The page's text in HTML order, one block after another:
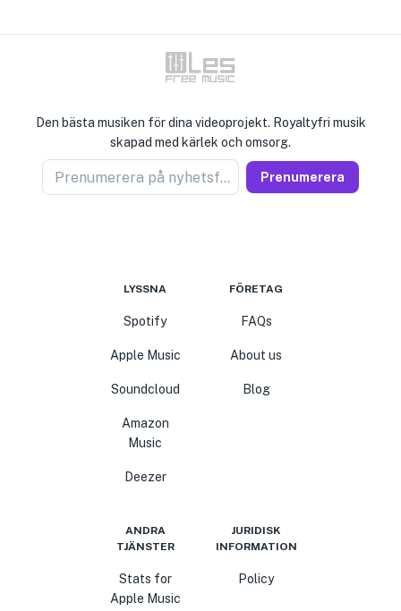
Den bästa musiken för dina videoprojekt. Royaltyfri musik
skapad med kärlek och omsorg.
Prenumerera på nyhetsförsäljare Prenumerera
LYSSNA
Spotify
Apple Music
Soundcloud
Amazon
Music
Deezer
FÖRETAG
FAQs
About us
Blog
ANDRA
TJÄNSTER
Stats for
Apple Music
JURIDISK
INFORMATION
Policy